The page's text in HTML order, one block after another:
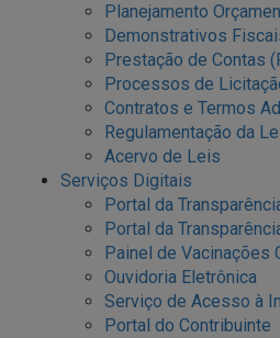
Planejamento
Demonstrativos
Prestação de Contas
Processos de
Contratos e Termos
Regulamentação da
Acervo de Leis
Serviços Digitais
Portal da
Portal da
Painel de Vacinações
Ouvidoria Eletrônica
Serviço de Acesso à
Portal do Contribuinte